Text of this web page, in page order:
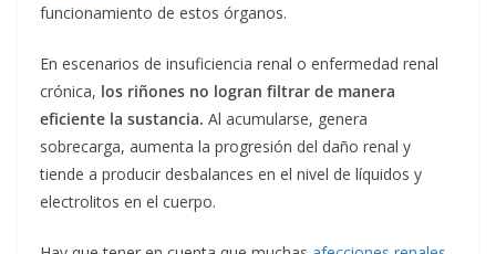
funcionamiento de estos órganos.
En escenarios de insuficiencia renal o enfermedad renal
crónica, los riñones no logran filtrar de manera
eficiente la sustancia. Al acumularse, genera
sobrecarga, aumenta la progresión del daño renal y
tiende a producir desbalances en el nivel de líquidos y
electrolitos en el cuerpo.